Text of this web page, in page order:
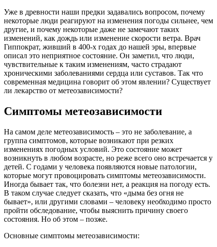
Уже в древности наши предки задавались вопросом, почему
некоторые люди реагируют на изменения погоды сильнее, чем
другие, и почему некоторые даже не замечают таких
изменений, как дождь или изменение скорости ветра. Врач
Гиппократ, живший в 400-х годах до нашей эры, впервые
описал это неприятное состояние. Он заметил, что люди,
чувствительные к таким изменениям, часто страдают
хроническими заболеваниями сердца или суставов. Так что
современная медицина говорит об этом явлении? Существует
ли лекарство от метеозависимости?
Симптомы метеозависимости
На самом деле метеозависимость – это не заболевание, а
группа симптомов, которые возникают при резких
изменениях погодных условий. Это состояние может
возникнуть в любом возрасте, но реже всего оно встречается у
детей. С годами у человека появляются новые патологии,
которые могут провоцировать симптомы метеозависимости.
Иногда бывает так, что болезни нет, а реакция на погоду есть.
В таком случае следует сказать, что «дыма без огня не
бывает», или другими словами – человеку необходимо просто
пройти обследование, чтобы выяснить причину своего
состояния. Но об этом – позже.
Основные симптомы метеозависимости: